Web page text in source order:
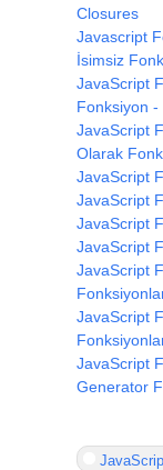
Closures
Javascript
İsimsiz
JavaScript
Fonksiyon
JavaScript
Olarak
JavaScript
JavaScript
JavaScript
JavaScript
JavaScript
JavaScript
JavaScript
Generator